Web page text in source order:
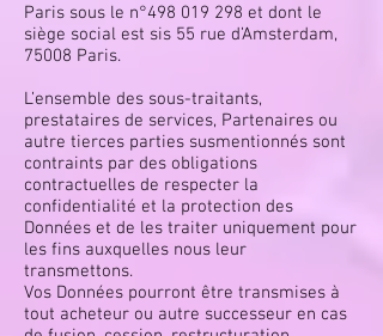
Paris sous le n°498 019 298 et dont le
siège social est sis 55 rue d’Amsterdam,
75008 Paris.
L’ensemble des sous-traitants,
prestataires de services, Partenaires ou
autre tierces parties susmentionnés sont
contraints par des obligations
contractuelles de respecter la
confidentialité et la protection des
Données et de les traiter uniquement pour
les fins auxquelles nous leur
transmettons.
Vos Données pourront être transmises à
tout acheteur ou autre successeur en cas